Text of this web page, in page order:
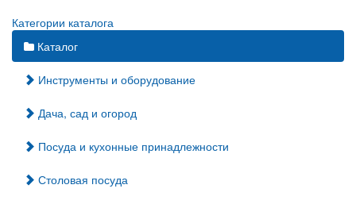
Категории каталога
Каталог
Инструменты и оборудование
Дача, сад и огород
Посуда и кухонные принадлежности
Столовая посуда